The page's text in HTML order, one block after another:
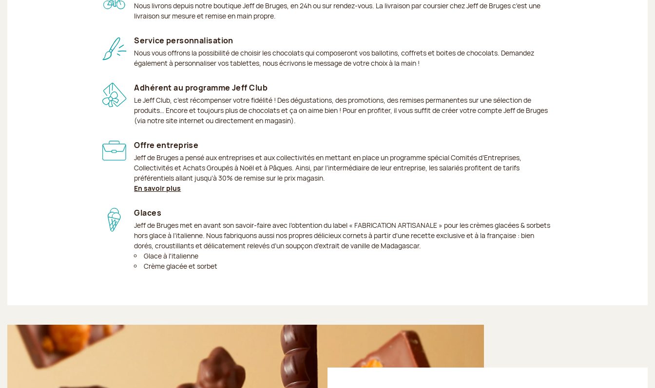
Nous livrons depuis notre boutique Jeff de Bruges, en 24h ou sur rendez-vous. La livraison par coursier chez Jeff de Bruges c'est une
livraison sur mesure et remise en main propre.
Service personnalisation
Nous vous offrons la possibilité de choisir les chocolats qui composeront vos ballotins, coffrets et boites de chocolats. Demandez
également à personnaliser vos tablettes, nous écrivons le message de votre choix à la main !
Adhérent au programme Jeff Club
Le Jeff Club, c’est récompenser votre fidélité ! Des dégustations, des promotions, des remises permanentes sur une sélection de
produits… Encore et toujours plus de chocolats et ça on aime bien ! Pour en profiter, il vous suffit de créer votre compte Jeff de Bruges
(via notre site internet ou directement en magasin).
Offre entreprise
Jeff de Bruges a pensé aux entreprises et aux collectivités en mettant en place un programme spécial Comités d’Entreprises,
Collectivités et Achats Groupés à Noël et à Pâques. Ainsi, par l’intermédiaire de leur entreprise, les salariés profitent de tarifs
préférentiels allant jusqu’à 30% de remise sur le prix magasin.
En savoir plus
Glaces
Jeff de Bruges met en avant son savoir-faire avec l’obtention du label « FABRICATION ARTISANALE » pour les crèmes glacées & sorbets
hors glace à l’italienne. Nous fabriquons aussi nos propres délicieux cornets à partir d'une recette exclusive et à la française : bien
dorés, croustillants et délicatement relevés d’un soupçon d’extrait de vanille de Madagascar.
Glace à l'italienne
Crème glacée et sorbet